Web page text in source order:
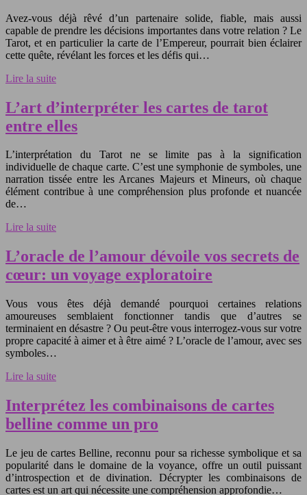
Avez-vous déjà rêvé d’un partenaire solide, fiable, mais aussi
capable de prendre les décisions importantes dans votre relation ? Le
Tarot, et en particulier la carte de l’Empereur, pourrait bien éclairer
cette quête, révélant les forces et les défis qui…
Lire la suite
L’art d’interpréter les cartes de tarot
entre elles
L’interprétation du Tarot ne se limite pas à la signification
individuelle de chaque carte. C’est une symphonie de symboles, une
narration tissée entre les Arcanes Majeurs et Mineurs, où chaque
élément contribue à une compréhension plus profonde et nuancée
de…
Lire la suite
L’oracle de l’amour dévoile vos secrets de
cœur: un voyage exploratoire
Vous vous êtes déjà demandé pourquoi certaines relations
amoureuses semblaient fonctionner tandis que d’autres se
terminaient en désastre ? Ou peut-être vous interrogez-vous sur votre
propre capacité à aimer et à être aimé ? L’oracle de l’amour, avec ses
symboles…
Lire la suite
Interprétez les combinaisons de cartes
belline comme un pro
Le jeu de cartes Belline, reconnu pour sa richesse symbolique et sa
popularité dans le domaine de la voyance, offre un outil puissant
d’introspection et de divination. Décrypter les combinaisons de
cartes est un art qui nécessite une compréhension approfondie…